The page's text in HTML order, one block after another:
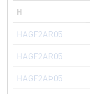
H
HAGF2AR05
HAGF2AR05
HAGF2AÞ05